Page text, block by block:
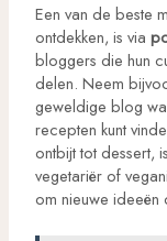
Een van de beste
ontdekken, is via
bloggers die hun
delen. Neem
geweldige blog
recepten kunt
ontbijt tot dessert,
vegetariër of
om nieuwe